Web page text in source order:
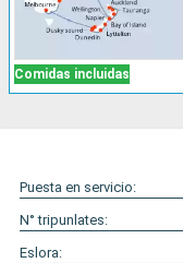
Comidas incluidas
Puesta en servicio:
N° tripunlates:
Eslora: